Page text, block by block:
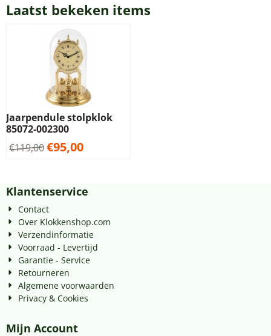
Laatst bekeken items
Jaarpendule stolpklok
85072-002300
€119,00€95,00
Klantenservice
Contact
Over Klokkenshop.com
Verzendinformatie
Voorraad - Levertijd
Garantie - Service
Retourneren
Algemene voorwaarden
Privacy & Cookies
Mijn Account